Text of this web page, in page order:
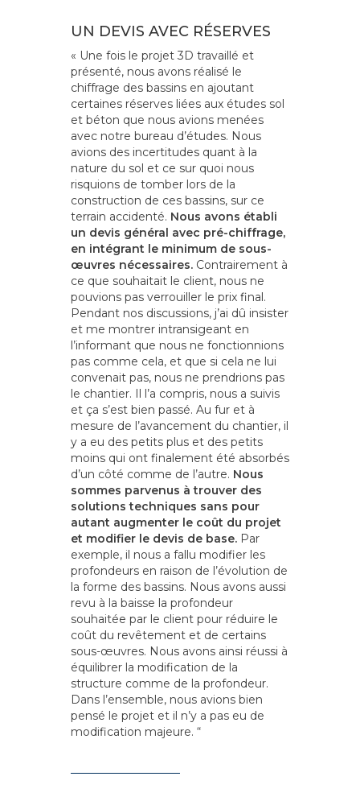
UN DEVIS AVEC RÉSERVES
« Une fois le projet 3D travaillé et
présenté, nous avons réalisé le
chiffrage des bassins en ajoutant
certaines réserves liées aux études sol
et béton que nous avions menées
avec notre bureau d’études. Nous
avions des incertitudes quant à la
nature du sol et ce sur quoi nous
risquions de tomber lors de la
construction de ces bassins, sur ce
terrain accidenté. Nous avons établi
un devis général avec pré-chiffrage,
en intégrant le minimum de sous-
œuvres nécessaires.Contrairement à
ce que souhaitait le client, nous ne
pouvions pas verrouiller le prix final.
Pendant nos discussions, j’ai dû insister
et me montrer intransigeant en
l’informant que nous ne fonctionnions
pas comme cela, et que si cela ne lui
convenait pas, nous ne prendrions pas
le chantier. Il l’a compris, nous a suivis
et ça s’est bien passé. Au fur et à
mesure de l’avancement du chantier, il
y a eu des petits plus et des petits
moins qui ont finalement été absorbés
d’un côté comme de l’autre. Nous
sommes parvenus à trouver des
solutions techniques sans pour
autant augmenter le coût du projet
et modifier le devis de base.Par
exemple, il nous a fallu modifier les
profondeurs en raison de l’évolution de
la forme des bassins. Nous avons aussi
revu à la baisse la profondeur
souhaitée par le client pour réduire le
coût du revêtement et de certains
sous-œuvres. Nous avons ainsi réussi à
équilibrer la modification de la
structure comme de la profondeur.
Dans l’ensemble, nous avions bien
pensé le projet et il n’y a pas eu de
modification majeure. “